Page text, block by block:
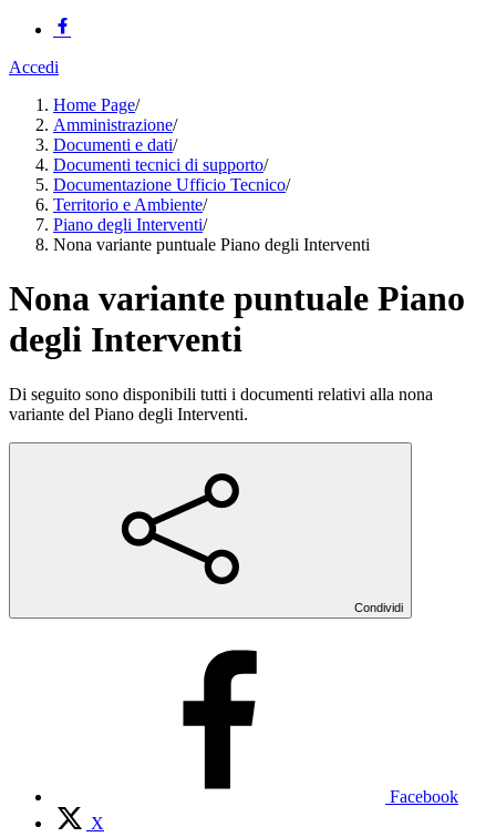
Accedi
Home Page/
Amministrazione/
Documenti e dati/
Documenti tecnici di supporto/
Documentazione Ufficio Tecnico/
Territorio e Ambiente/
Piano degli Interventi/
Nona variante puntuale Piano degli Interventi
Nona variante puntuale Piano
degli Interventi
Di seguito sono disponibili tutti i documenti relativi alla nona
variante del Piano degli Interventi.
Condividi
Facebook
X